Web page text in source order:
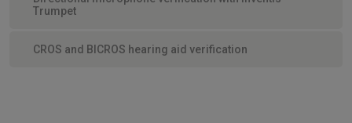
Trumpet
CROS and BICROS hearing aid verification